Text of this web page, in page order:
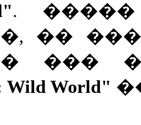
.
��
���
Wild World"